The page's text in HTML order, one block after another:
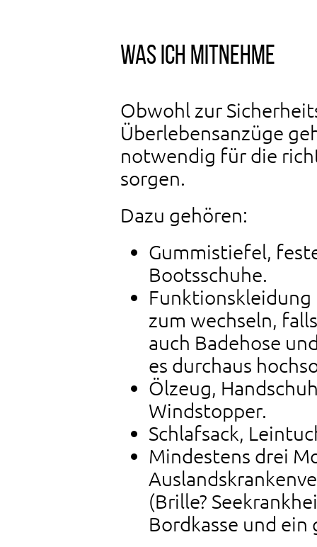
was ich mitnehme
Obwohl zur
Überlebensanzüge
notwendig für die
sorgen.
Dazu gehören:
Gummistiefel,
Bootsschuhe.
zum wechseln,
auch Badehose
es durchaus
Ölzeug,
Windstopper.
Schlafsack,
Mindestens drei
(Brille?
Bordkasse und ein